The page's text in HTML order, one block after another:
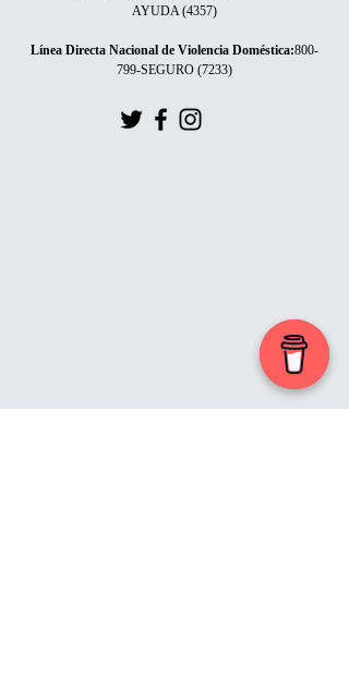
AYUDA (4357)
Línea Directa Nacional de Violencia Doméstica:800-
799-SEGURO (7233)